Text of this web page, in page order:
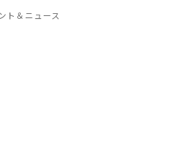
ト＆ニュース